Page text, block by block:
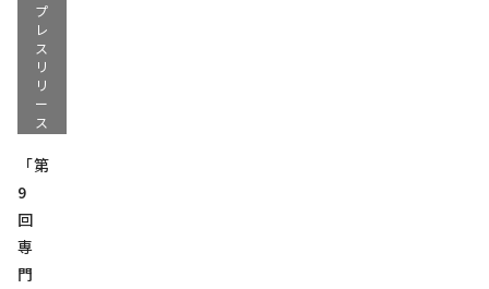
プ
レ
ス
リ
リ
ー
ス
「第
9
回
専
門